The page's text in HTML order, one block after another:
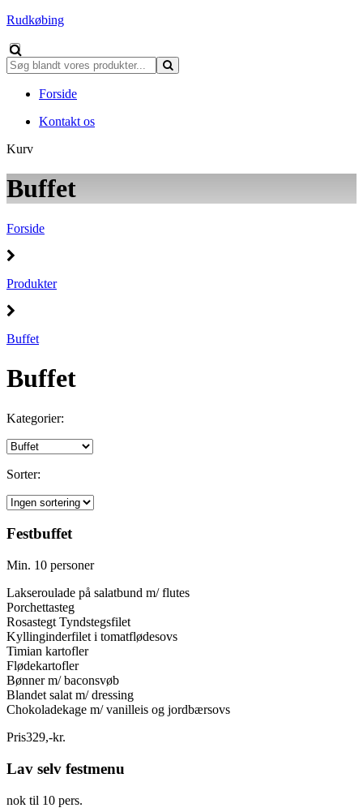
Rudkøbing
Forside
Kontakt os
Kurv
Buffet
Forside
Produkter
Buffet
Buffet
Kategorier:
Sorter:
Festbuffet
Min. 10 personer
Lakseroulade på salatbund m/ flutes
Porchettasteg
Rosastegt Tyndstegsfilet
Kyllinginderfilet i tomatflødesovs
Timian kartofler
Flødekartofler
Bønner m/ baconsvøb
Blandet salat m/ dressing
Chokoladekage m/ vanilleis og jordbærsovs
Pris329,-kr.
Lav selv festmenu
nok til 10 pers.